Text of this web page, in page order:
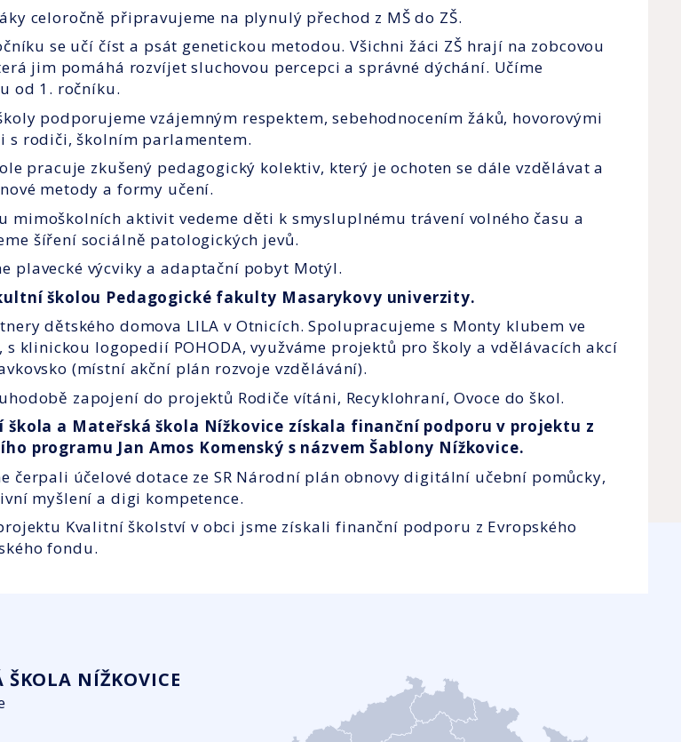
celoročně připravujeme na plynulý přechod z MŠ do ZŠ.
se učí číst a psát genetickou metodou. Všichni žáci ZŠ hrají na zobcovou
jim pomáhá rozvíjet sluchovou percepci a správné dýchání. Učíme
od 1. ročníku.
podporujeme vzájemným respektem, sebehodnocením žáků, hovorovými
s rodiči, školním parlamentem.
pracuje zkušený pedagogický kolektiv, který je ochoten se dále vzdělávat a
metody a formy učení.
mimoškolních aktivit vedeme děti k smysluplnému trávení volného času a
šíření sociálně patologických jevů.
plavecké výcviky a adaptační pobyt Motýl.
školou Pedagogické fakulty Masarykovy univerzity.
dětského domova LILA v Otnicích. Spolupracujeme s Monty klubem ve
s klinickou logopedií POHODA, využváme projektů pro školy a vdělávacích akcí
(místní akční plán rozvoje vzdělávání).
zapojení do projektů Rodiče vítáni, Recyklohraní, Ovoce do škol.
škola a Mateřská škola Nížkovice získala finanční podporu v projektu z
programu Jan Amos Komenský s názvem Šablony Nížkovice.
čerpali účelové dotace ze SR Národní plán obnovy digitální učební pomůcky,
myšlení a digi kompetence.
Kvalitní školství v obci jsme získali finanční podporu z Evropského
fondu.
ŠKOLA NÍŽKOVICE